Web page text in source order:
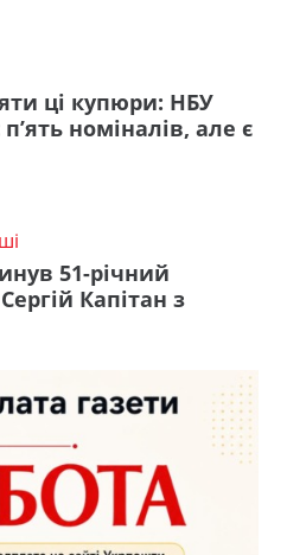
ці купюри: НБУ
номіналів, але є
51-річний
Капітан з